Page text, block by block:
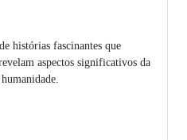
histórias fascinantes que
aspectos significativos da